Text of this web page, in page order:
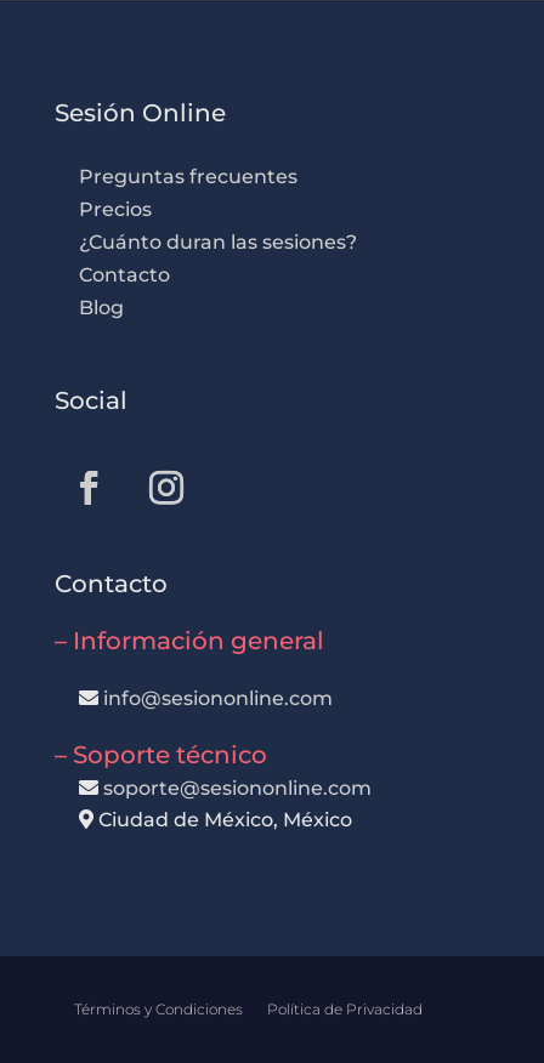
Sesión Online
Preguntas frecuentes
Precios
¿Cuánto duran las sesiones?
Contacto
Blog
Social
Contacto
– Información general
info@sesiononline.com
– Soporte técnico
soporte@sesiononline.com
Ciudad de México, México
Términos y Condiciones Política de Privacidad